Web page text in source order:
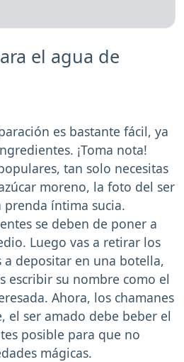
el agua de
es bastante fácil, ya
¡Toma nota!
tan solo necesitas
moreno, la foto del ser
íntima sucia.
se deben de poner a
Luego vas a retirar los
a depositar en una botella,
escribir su nombre como el
Ahora, los chamanes
el ser amado debe beber el
posible para que no
mágicas.